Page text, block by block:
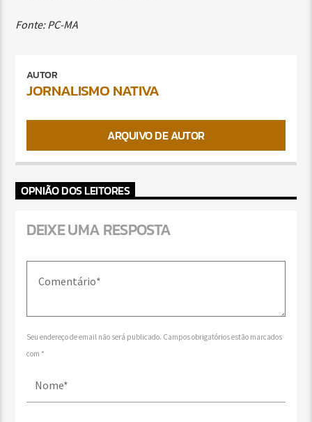
Fonte: PC-MA
AUTOR
JORNALISMO NATIVA
ARQUIVO DE AUTOR
OPNIÃO DOS LEITORES
DEIXE UMA RESPOSTA
Seu endereço de email não será publicado. Campos obrigatórios estão marcados
com *